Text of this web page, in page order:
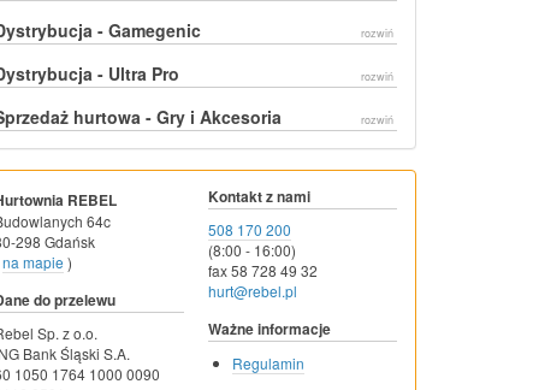
- Gamegenic rozwiń
- Ultra Pro rozwiń
hurtowa - Gry i Akcesoria rozwiń
REBEL
64c
298 Gdańsk
na mapie )
do przelewu
Sp. z o.o.
Bank Śląski S.A.
1050 1764 1000 0090
Kontakt z nami
508 170 200
(8:00 - 16:00)
fax 58 728 49 32
hurt@rebel.pl
Ważne informacje
Regulamin